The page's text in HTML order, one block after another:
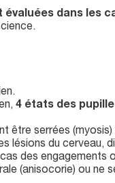
évaluées dans les
4 états des
être serrées
lésions du cerveau,
des engagements
(anisocorie) ou ne